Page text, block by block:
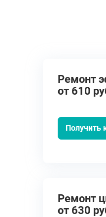
Ремонт
от 610
Получить
Ремонт
от 630